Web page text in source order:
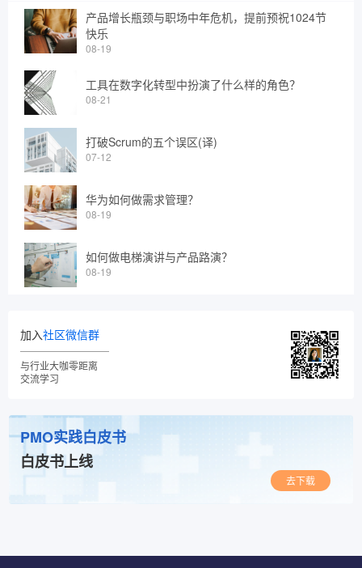
产品增长瓶颈与职场中年危机，提前预祝1024节
快乐
08-19
工具在数字化转型中扮演了什么样的角色？
08-21
打破Scrum的五个误区(译)
07-12
华为如何做需求管理？
08-19
如何做电梯演讲与产品路演？
08-19
加入社区微信群
与行业大咖零距离
交流学习
PMO实践白皮书
白皮书上线
去下载